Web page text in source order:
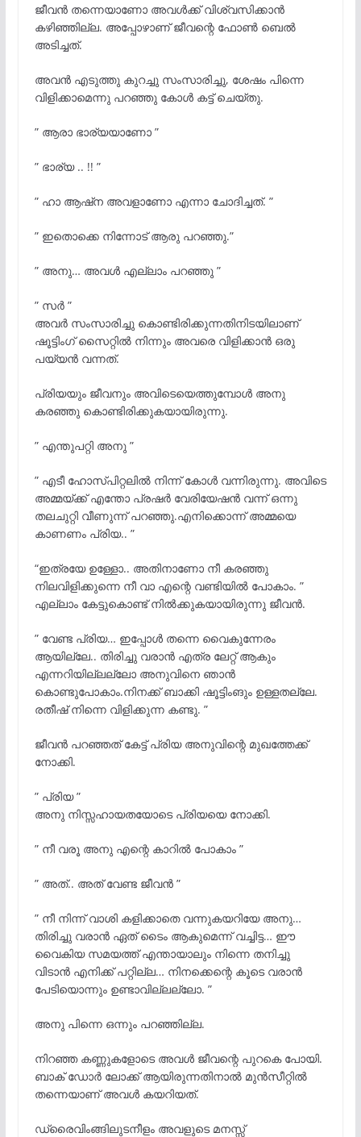
ജീവൻ തന്നെയാണോ അവൾക്ക് വിശ്വസിക്കാൻ
കഴിഞ്ഞില്ല. അപ്പോഴാണ് ജീവന്റെ ഫോൺ ബെൽ
അടിച്ചത്.
അവൻ എടുത്തു കുറച്ചു സംസാരിച്ചു, ശേഷം പിന്നെ
വിളിക്കാമെന്നു പറഞ്ഞു കോൾ കട്ട് ചെയ്തു.
” ആരാ ഭാര്യയാണോ ”
” ഭാര്യ .. !! ”
” ഹാ ആഷ്ന അവളാണോ എന്നാ ചോദിച്ചത്. ”
” ഇതൊക്കെ നിന്നോട് ആരു പറഞ്ഞു.”
” അനു… അവൾ എല്ലാം പറഞ്ഞു ”
” സർ ”
അവർ സംസാരിച്ചു കൊണ്ടിരിക്കുന്നതിനിടയിലാണ്
ഷൂട്ടിംഗ് സൈറ്റിൽ നിന്നും അവരെ വിളിക്കാൻ ഒരു
പയ്യൻ വന്നത്.
പ്രിയയും ജീവനും അവിടെയെത്തുമ്പോൾ അനു
കരഞ്ഞു കൊണ്ടിരിക്കുകയായിരുന്നു.
” എന്തുപറ്റി അനു ”
” എടീ ഹോസ്പിറ്റലിൽ നിന്ന് കോൾ വന്നിരുന്നു. അവിടെ
അമ്മയ്ക്ക് എന്തോ പ്രഷർ വേരിയേഷൻ വന്ന് ഒന്നു
തലചുറ്റി വീണുന്ന് പറഞ്ഞു.എനിക്കൊന്ന് അമ്മയെ
കാണണം പ്രിയ.. ”
“ഇത്രയേ ഉള്ളോ.. അതിനാണോ നീ കരഞ്ഞു
നിലവിളിക്കുന്നെ നീ വാ എന്റെ വണ്ടിയിൽ പോകാം. ”
എല്ലാം കേട്ടുകൊണ്ട് നിൽക്കുകയായിരുന്നു ജീവൻ.
” വേണ്ട പ്രിയ… ഇപ്പോൾ തന്നെ വൈകുന്നേരം
ആയില്ലേ.. തിരിച്ചു വരാൻ എത്ര ലേറ്റ് ആകും
എന്നറിയില്ലല്ലോ അനുവിനെ ഞാൻ
കൊണ്ടുപോകാം.നിനക്ക് ബാക്കി ഷൂട്ടിംങും ഉള്ളതല്ലേ.
രതീഷ് നിന്നെ വിളിക്കുന്ന കണ്ടു. ”
ജീവൻ പറഞ്ഞത് കേട്ട് പ്രിയ അനുവിന്റെ മുഖത്തേക്ക്
നോക്കി.
” പ്രിയ ”
അനു നിസ്സഹായതയോടെ പ്രിയയെ നോക്കി.
” നീ വരൂ അനു എന്റെ കാറിൽ പോകാം ”
” അത്.. അത് വേണ്ട ജീവൻ ”
” നീ നിന്ന് വാശി കളിക്കാതെ വന്നുകയറിയേ അനു…
തിരിച്ചു വരാൻ ഏത് ടൈം ആകുമെന്ന് വച്ചിട്ട… ഈ
വൈകിയ സമയത്ത് എന്തായാലും നിന്നെ തനിച്ചു
വിടാൻ എനിക്ക് പറ്റില്ല… നിനക്കെന്റെ കൂടെ വരാൻ
പേടിയൊന്നും ഉണ്ടാവില്ലല്ലോ. ”
അനു പിന്നെ ഒന്നും പറഞ്ഞില്ല.
നിറഞ്ഞ കണ്ണുകളോടെ അവൾ ജീവന്റെ പുറകെ പോയി.
ബാക് ഡോർ ലോക്ക് ആയിരുന്നതിനാൽ മുൻസീറ്റിൽ
തന്നെയാണ് അവൾ കയറിയത്.
ഡ്രൈവിംങ്ങിലുടനീളം അവളുടെ മനസ്സ്